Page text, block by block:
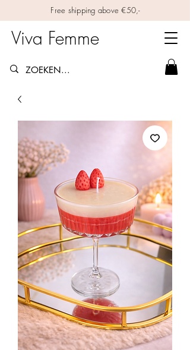
Free shipping above €50,-
Viva Femme